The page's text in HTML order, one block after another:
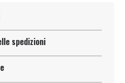
spedizioni